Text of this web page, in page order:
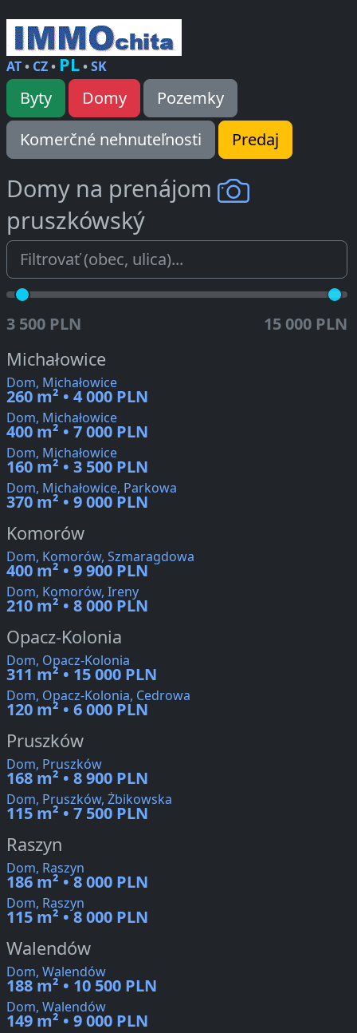
AT• CZ• PL•SK
Byty Domy
Pozemky
Komerčné nehnuteľnosti
Predaj
Domy na prenájom
pruszkówský
3 500 PLN 15 000 PLN
Michałowice
Dom, Michałowice
260 m² • 4 000 PLN
Dom, Michałowice
400 m² • 7 000 PLN
Dom, Michałowice
160 m² • 3 500 PLN
Dom, Michałowice, Parkowa
370 m² • 9 000 PLN
Komorów
Dom, Komorów, Szmaragdowa
400 m² • 9 900 PLN
Dom, Komorów, Ireny
210 m² • 8 000 PLN
Opacz-Kolonia
Dom, Opacz-Kolonia
311 m² • 15 000 PLN
Dom, Opacz-Kolonia, Cedrowa
120 m² • 6 000 PLN
Pruszków
Dom, Pruszków
168 m² • 8 900 PLN
Dom, Pruszków, Żbikowska
115 m² • 7 500 PLN
Raszyn
Dom, Raszyn
186 m² • 8 000 PLN
Dom, Raszyn
115 m² • 8 000 PLN
Walendów
Dom, Walendów
188 m² • 10 500 PLN
Dom, Walendów
149 m² • 9 000 PLN